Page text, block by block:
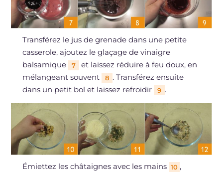
Transférez le jus de grenade dans une petite
casserole, ajoutez le glaçage de vinaigre
balsamique
7
et laissez réduire à feu doux, en
mélangeant souvent
8 . Transférez ensuite
dans un petit bol et laissez refroidir
9 .
Émiettez les châtaignes avec les mains 10 ,